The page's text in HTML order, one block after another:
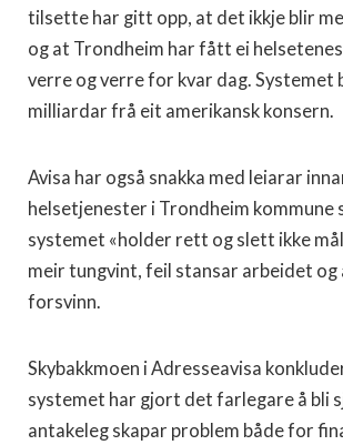
tilsette har gitt opp, at det ikkje blir
og at Trondheim har fått ei
verre og verre for kvar dag. Systemet
milliardar frå eit amerikansk konsern.
Avisa har også snakka med leiarar
helsetjenester i Trondheim kommune
systemet «holder rett og slett ikke
meir tungvint, feil stansar arbeidet
forsvinn.
Skybakkmoen i Adresseavisa
systemet har gjort det farlegare å bli
antakeleg skapar problem både for